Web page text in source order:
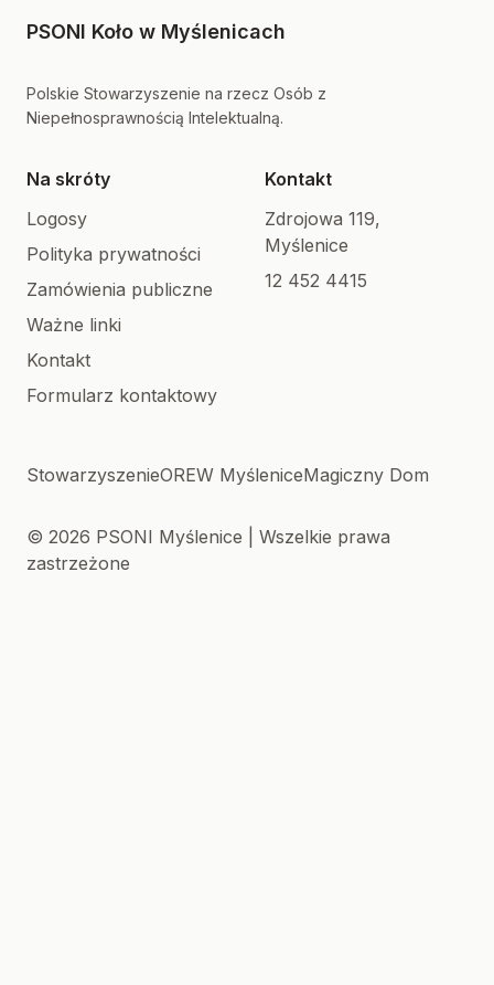
PSONI Koło w Myślenicach
Polskie Stowarzyszenie na rzecz Osób z
Niepełnosprawnością Intelektualną.
Na skróty
Logosy
Polityka prywatności
Zamówienia publiczne
Ważne linki
Kontakt
Formularz kontaktowy
Kontakt
Zdrojowa 119,
Myślenice
12 452 4415
StowarzyszenieOREW MyśleniceMagiczny Dom
© 2026 PSONI Myślenice | Wszelkie prawa
zastrzeżone